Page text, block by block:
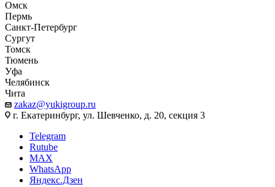
Омск
Пермь
Санкт-Петербург
Сургут
Томск
Тюмень
Уфа
Челябинск
Чита
zakaz@yukigroup.ru
г. Екатеринбург, ул. Шевченко, д. 20, секция 3
Telegram
Rutube
MAX
WhatsApp
Яндекс.Дзен